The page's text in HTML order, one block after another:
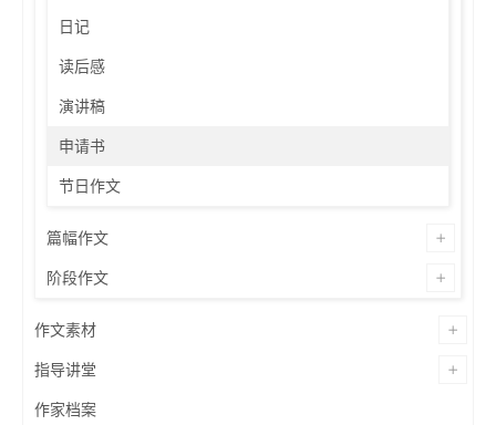
日记
读后感
演讲稿
申请书
节日作文
篇幅作文
阶段作文
作文素材
指导讲堂
作家档案